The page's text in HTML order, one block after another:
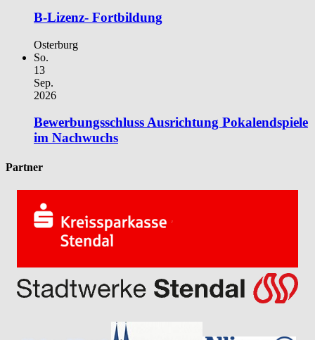
B-Lizenz- Fortbildung
Osterburg
So.
13
Sep.
2026
Bewerbungsschluss Ausrichtung Pokalendspiele
im Nachwuchs
Partner